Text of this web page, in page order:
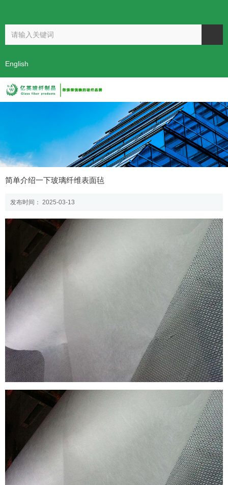
阿里巴巴
English
首页 - 新闻 - 公司新闻
简单介绍一下玻璃纤维表面毡
发布时间： 2025-03-13